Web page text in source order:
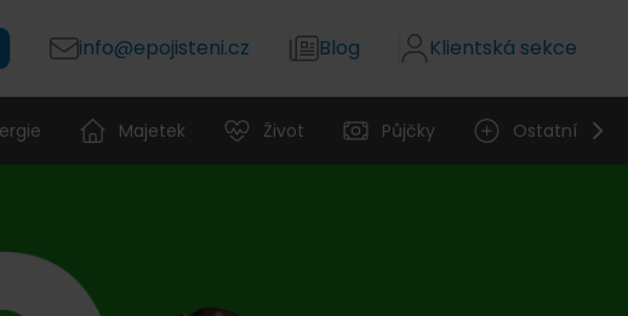
info@epojisteni.cz Blog Klientská sekce
Majetek Život Půjčky Ostatní